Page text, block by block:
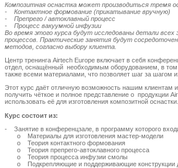
Композитная оснастка может производиться тремя
- Контактное формование (прикатывание вручную)
- Препрего / автоклавный процесс
- Процесс вакуумной инфузии
Во время этого курса будут исследованы детали всех
процессов. Практические занятия будут
методов, согласно выбору клиента.
Центр тренинга Airtech Europe включает в себя
отдел, оснащённый необходимым оборудованием, в том
также всеми материалами, что позволяет шаг за шагом
Этот курс даёт отличную возможность нашим клиентам
получить чёткое и полное представление о продукции
использовать её для изготовления композитной оснастки.
Курс состоит из:
- Занятие в конференцзале, в программу которого
o Материалы для изготовления мастер-модели
o Теория контактного формования
o Теория препрего-автоклавного процесса
o Теория процесса инфузии смолы
o Подкрепляющие и поддерживающие конструкции